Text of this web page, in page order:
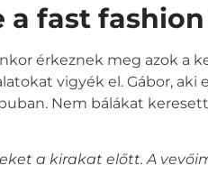
a fast
érkeznek meg azok a
vigyék el. Gábor, aki
Nem bálákat
a kirakat előtt. A